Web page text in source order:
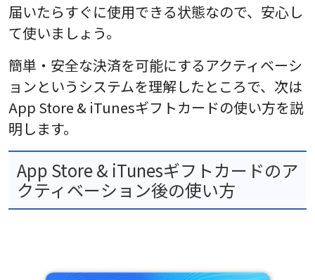
届いたらすぐに使用できる状態なので、安心し
て使いましょう。
簡単・安全な決済を可能にするアクティベーシ
ョンというシステムを理解したところで、次は
App Store & iTunesギフトカードの使い方を説
明します。
App Store & iTunesギフトカードのア
クティベーション後の使い方